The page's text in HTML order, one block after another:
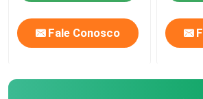
Fale Conosco